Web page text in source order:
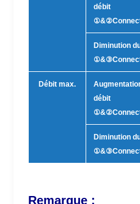
débit
①&
Diminution
①&
Débit max.
débit
①&
Diminution
①&
Remarque :